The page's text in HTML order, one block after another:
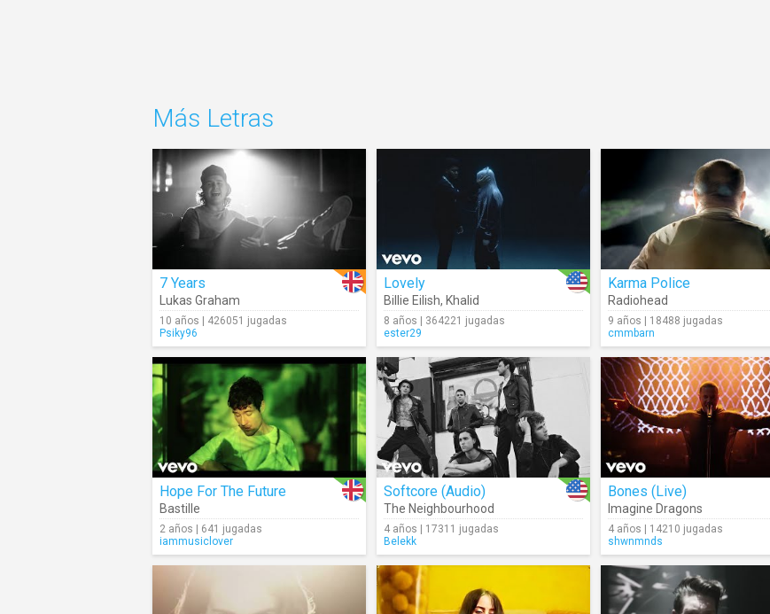
Más Letras
7 Years
Lukas Graham
10 años | 426051 jugadas
Psiky96
Lovely
Billie Eilish, Khalid
8 años | 364221 jugadas
ester29
Karma Police
Radiohead
9 años | 18488 jugadas
cmmbarn
Hope For The Future
Bastille
2 años | 641 jugadas
iammusiclover
Softcore (Audio)
The Neighbourhood
4 años | 17311 jugadas
Belekk
Bones (Live)
Imagine Dragons
4 años | 14210 jugadas
shwnmnds